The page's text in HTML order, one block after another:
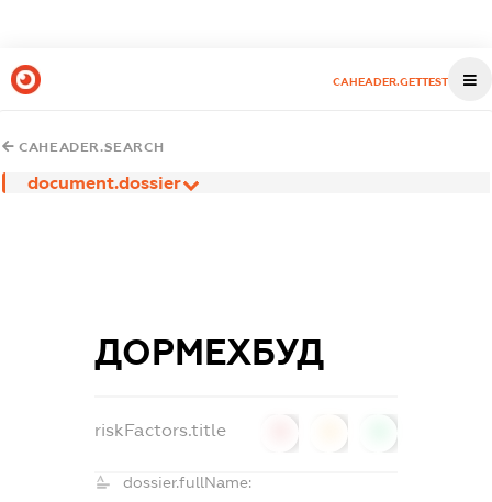
CAHEADER.GETTEST
CAHEADER.SEARCH
document.dossier
ДОРМЕХБУД
riskFactors.title
dossier.fullName: